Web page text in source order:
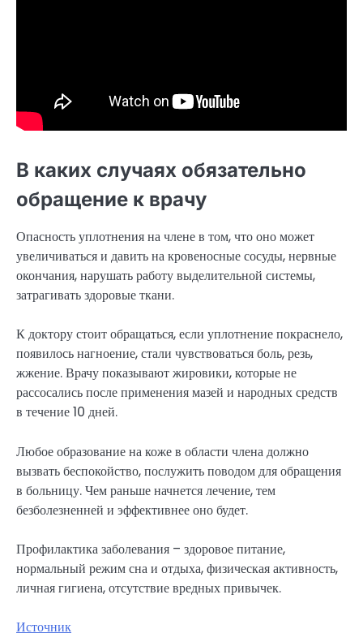
В каких случаях обязательно
обращение к врачу
Опасность уплотнения на члене в том, что оно может
увеличиваться и давить на кровеносные сосуды, нервные
окончания, нарушать работу выделительной системы,
затрагивать здоровые ткани.
К доктору стоит обращаться, если уплотнение покраснело,
появилось нагноение, стали чувствоваться боль, резь,
жжение. Врачу показывают жировики, которые не
рассосались после применения мазей и народных средств
в течение 10 дней.
Любое образование на коже в области члена должно
вызвать беспокойство, послужить поводом для обращения
в больницу. Чем раньше начнется лечение, тем
безболезненней и эффективнее оно будет.
Профилактика заболевания – здоровое питание,
нормальный режим сна и отдыха, физическая активность,
личная гигиена, отсутствие вредных привычек.
Источник